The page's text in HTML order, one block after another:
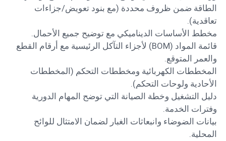
الطاقة ضمن ظروف محددة (مع بنود تعويض/جزاءات
تعاقدية).
مخطط الأساسات الديناميكي مع توضيح جميع الأحمال.
قائمة المواد (BOM) لأجزاء التآكل الرئيسية مع أرقام القطع
والعمر المتوقع.
المخططات الكهربائية ومخططات التحكم (المخططات
الأحادية ولوحات التحكم).
دليل التشغيل وخطة الصيانة التي توضح المهام الدورية
وفترات الخدمة.
بيانات الضوضاء وانبعاثات الغبار لضمان الامتثال للوائح
المحلية.